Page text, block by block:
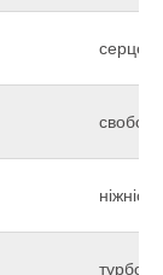
серце
свобода
ніжність